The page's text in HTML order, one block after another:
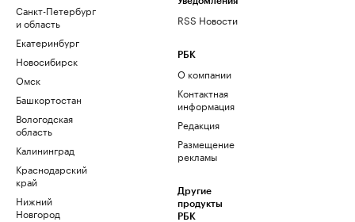
Санкт-Петербург
и область
Екатеринбург
Новосибирск
Омск
Башкортостан
Вологодская
область
Калининград
Краснодарский
край
Нижний
Новгород
RSS Новости
РБК
О компании
Контактная
информация
Редакция
Размещение
рекламы
Другие
продукты
РБК